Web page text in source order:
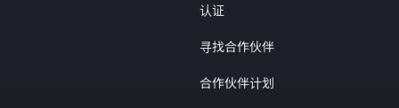
认证
寻找合作伙伴
合作伙伴计划